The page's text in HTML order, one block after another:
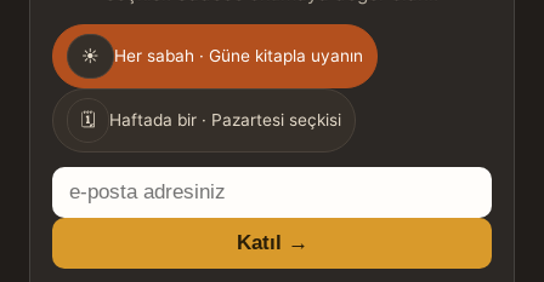
Gönderim
sıklığı
☀ Her sabah · Güne kitapla uyanın
🗓 Haftada bir · Pazartesi seçkisi
E-
posta
adresiniz
Katıl →